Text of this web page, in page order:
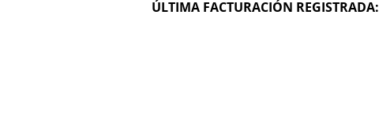
ÚLTIMA FACTURACIÓN REGISTRADA: